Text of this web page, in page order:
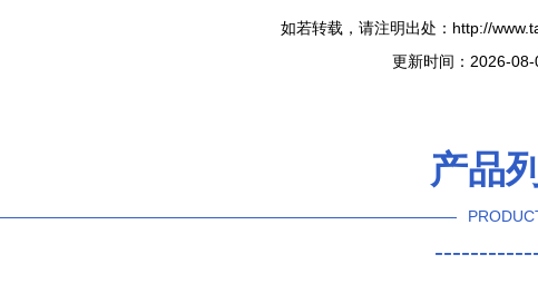
如若转载，请注明出处：http://
更新时间：2026-08-
产品